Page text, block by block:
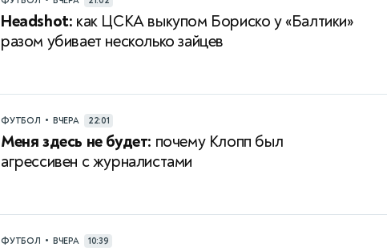
Headshot: как ЦСКА выкупом Бориско у «Балтики»
разом убивает несколько зайцев
ФУТБОЛ • ВЧЕРА 22:01
Меня здесь не будет: почему Клопп был
агрессивен с журналистами
ФУТБОЛ • ВЧЕРА 10:39